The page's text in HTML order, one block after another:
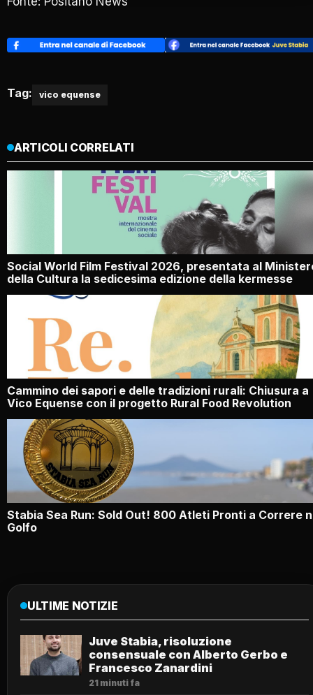
Tag: vico equense
ARTICOLI CORRELATI
Social World Film Festival 2026, presentata al
della Cultura la sedicesima edizione della kermesse
Cammino dei sapori e delle tradizioni rurali: Chiusura a
Vico Equense con il progetto Rural Food Revolution
Stabia Sea Run: Sold Out! 800 Atleti Pronti a Correre
Golfo
ULTIME NOTIZIE
Juve Stabia, risoluzione
consensuale con Alberto Gerbo e
Francesco Zanardini
21 minuti fa